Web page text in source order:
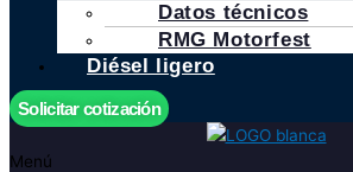
Datos técnicos
RMG Motorfest
Diésel ligero
Solicitar cotización
Menú